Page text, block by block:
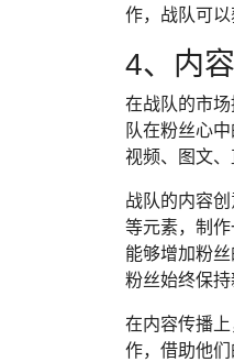
作，战队可
4、内
在战队的市
队在粉丝心
视频、图文、
战队的内容
等元素，制
能够增加粉
粉丝始终保持
在内容传播
作，借助他